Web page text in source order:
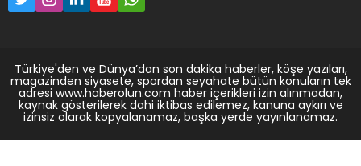
Türkiye'den ve Dünya’dan son dakika haberler, köşe yazıları,
magazinden siyasete, spordan seyahate bütün konuların tek
adresi www.haberolun.com haber içerikleri izin alınmadan,
kaynak gösterilerek dahi iktibas edilemez, kanuna aykırı ve
izinsiz olarak kopyalanamaz, başka yerde yayınlanamaz.